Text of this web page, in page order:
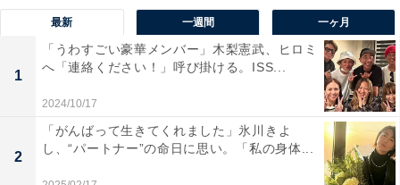
最新 一週間 一ヶ月
1
「うわすごい豪華メンバー」木梨憲武、ヒロミ
へ「連絡ください！」呼び掛ける。ISS...
2024/10/17
2
「がんばって生きてくれました」氷川きよ
し、“パートナー”の命日に思い。「私の身体...